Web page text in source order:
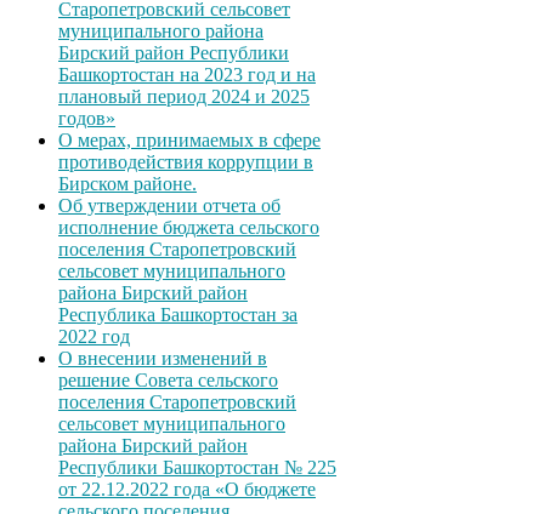
Старопетровский сельсовет
муниципального района
Бирский район Республики
Башкортостан на 2023 год и на
плановый период 2024 и 2025
годов»
О мерах, принимаемых в сфере
противодействия коррупции в
Бирском районе.
Об утверждении отчета об
исполнение бюджета сельского
поселения Старопетровский
сельсовет муниципального
района Бирский район
Республика Башкортостан за
2022 год
О внесении изменений в
решение Совета сельского
поселения Старопетровский
сельсовет муниципального
района Бирский район
Республики Башкортостан № 225
от 22.12.2022 года «О бюджете